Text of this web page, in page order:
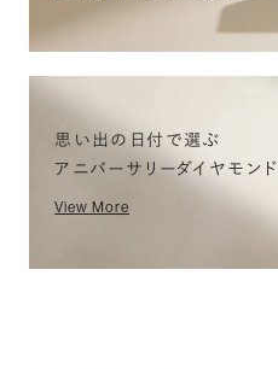
思い出の日付で選ぶ
アニバーサリーダイヤモンド
View More